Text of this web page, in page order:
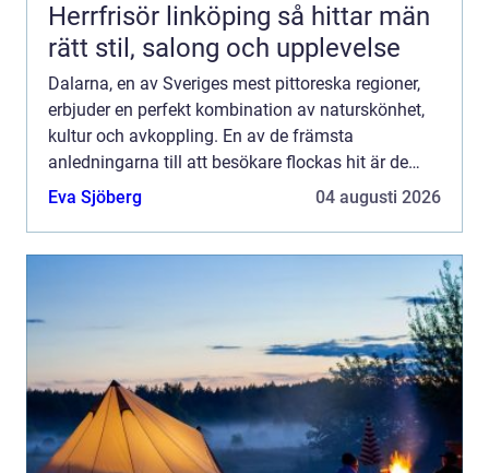
Herrfrisör linköping så hittar män
rätt stil, salong och upplevelse
Dalarna, en av Sveriges mest pittoreska regioner,
erbjuder en perfekt kombination av naturskönhet,
kultur och avkoppling. En av de främsta
anledningarna till att besökare flockas hit är de
omtalade spahotellen i Dalarna. Denna p&a...
Eva Sjöberg 04 augusti 2026